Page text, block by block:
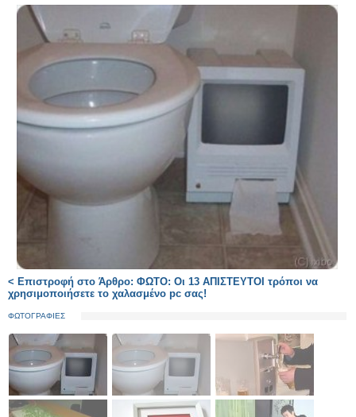
< Επιστροφή στο Άρθρο: ΦΩΤΟ: Οι 13 ΑΠΙΣΤΕΥΤΟΙ τρόποι να
χρησιμοποιήσετε το χαλασμένο pc σας!
ΦΩΤΟΓΡΑΦΙΕΣ